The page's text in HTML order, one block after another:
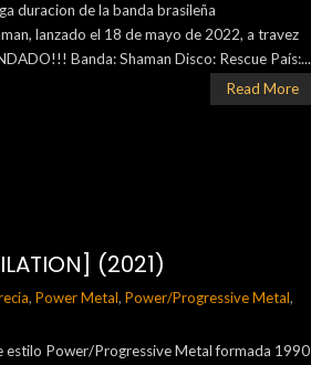
duracion de la banda brasileña
lanzado el 18 de mayo de 2022, a travez
Banda: Shaman Disco: Rescue País:...
Read More
(2021)
, Power Metal, Power/Progressive Metal,
estilo Power/Progressive Metal formada 1990